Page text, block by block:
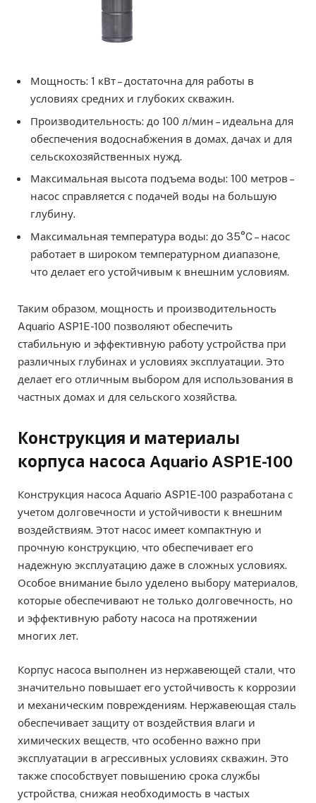
Мощность: 1 кВт – достаточна для работы в
условиях средних и глубоких скважин.
Производительность: до 100 л/мин – идеальна для
обеспечения водоснабжения в домах, дачах и для
сельскохозяйственных нужд.
Максимальная высота подъема воды: 100 метров –
насос справляется с подачей воды на большую
глубину.
Максимальная температура воды: до 35°C – насос
работает в широком температурном диапазоне,
что делает его устойчивым к внешним условиям.
Таким образом, мощность и производительность
Aquario ASP1E-100 позволяют обеспечить
стабильную и эффективную работу устройства при
различных глубинах и условиях эксплуатации. Это
делает его отличным выбором для использования в
частных домах и для сельского хозяйства.
Конструкция и материалы
корпуса насоса Aquario ASP1E-100
Конструкция насоса Aquario ASP1E-100 разработана с
учетом долговечности и устойчивости к внешним
воздействиям. Этот насос имеет компактную и
прочную конструкцию, что обеспечивает его
надежную эксплуатацию даже в сложных условиях.
Особое внимание было уделено выбору материалов,
которые обеспечивают не только долговечность, но
и эффективную работу насоса на протяжении
многих лет.
Корпус насоса выполнен из нержавеющей стали, что
значительно повышает его устойчивость к коррозии
и механическим повреждениям. Нержавеющая сталь
обеспечивает защиту от воздействия влаги и
химических веществ, что особенно важно при
эксплуатации в агрессивных условиях скважин. Это
также способствует повышению срока службы
устройства, снижая необходимость в частых